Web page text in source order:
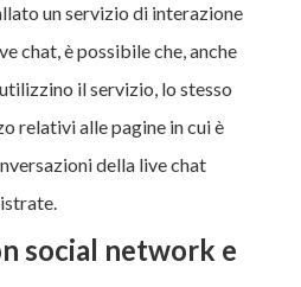
un servizio di interazione
chat, è possibile che, anche
il servizio, lo stesso
relativi alle pagine in cui è
della live chat
social network e